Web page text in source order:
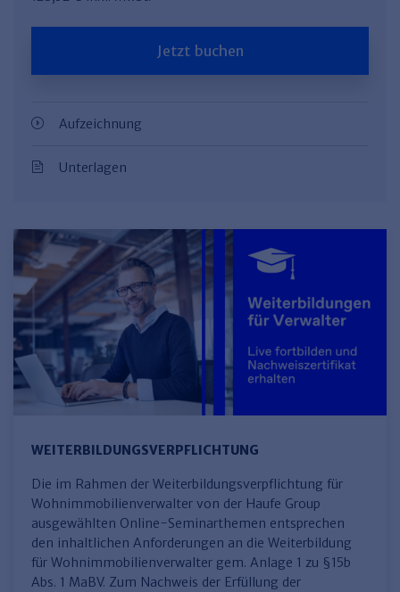
Jetzt buchen
Aufzeichnung
Unterlagen
WEITERBILDUNGSVERPFLICHTUNG
Die im Rahmen der Weiterbildungsverpflichtung für
Wohnimmobilienverwalter von der Haufe Group
ausgewählten Online-Seminarthemen entsprechen
den inhaltlichen Anforderungen an die Weiterbildung
für Wohnimmobilienverwalter gem. Anlage 1 zu §15b
Abs. 1 MaBV. Zum Nachweis der Erfüllung der